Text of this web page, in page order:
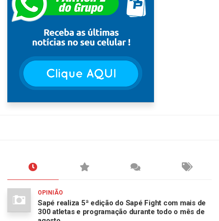
OPINIÃO
Sapé realiza 5ª edição do Sapé Fight com mais de
300 atletas e programação durante todo o mês de